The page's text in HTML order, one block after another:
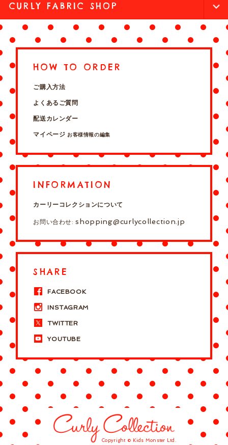
CURLY FABRIC SHOP
HOW TO ORDER
ご購入方法
よくあるご質問
配送カレンダー
マイページ お客様情報の編集
INFORMATION
カーリーコレクションについて
お問い合わせ:shopping@curlycollection.jp
SHARE
FACEBOOK
INSTAGRAM
TWITTER
YOUTUBE
Copyright © Kids Monster Ltd.